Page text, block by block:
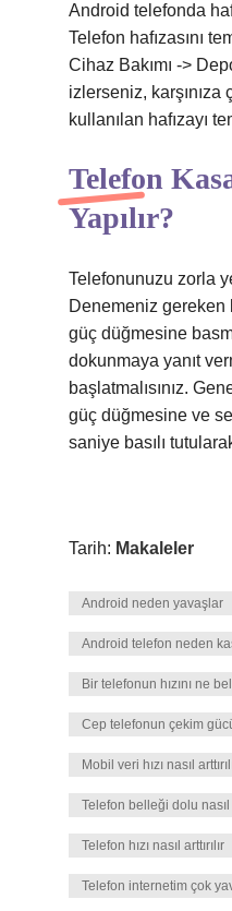
Android telefonda
Telefon hafızasını
Cihaz Bakımı ->
izlerseniz, karşınıza
kullanılan hafızayı
Telefon
Yapılır?
Telefonunuzu zorla
Denemeniz gereken
güç düğmesine
dokunmaya yanıt
başlatmalısınız.
güç düğmesine ve
saniye basılı
Tarih: Makaleler
Android neden yavaşlar
Android telefon neden
Bir telefonun hızını ne
Cep telefonun çekim gücü
Mobil veri hızı nasıl
Telefon belleği dolu
Telefon hızı nasıl arttırılır
Telefon internetim çok